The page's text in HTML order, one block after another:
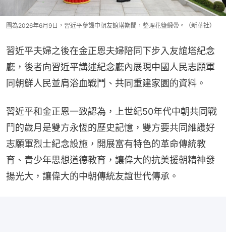
圖為2026年6月9日，習近平參謁中朝友誼塔期間，整理花籃緞帶。（新華社）
習近平夫婦之後在金正恩夫婦陪同下步入友誼塔紀念
廳，後者向習近平講述紀念廳內展現中國人民志願軍
同朝鮮人民並肩浴血戰鬥、共同重建家園的資料。
習近平和金正恩一致認為，上世紀50年代中朝共同戰
鬥的歲月是雙方永恆的歷史記憶，雙方要共同維護好
志願軍烈士紀念設施，開展富有特色的革命傳統教
育、青少年思想道德教育，讓偉大的抗美援朝精神發
揚光大，讓偉大的中朝傳統友誼世代傳承。